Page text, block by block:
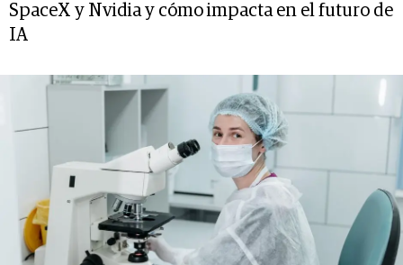
SpaceX y Nvidia y cómo impacta en el futuro de
IA